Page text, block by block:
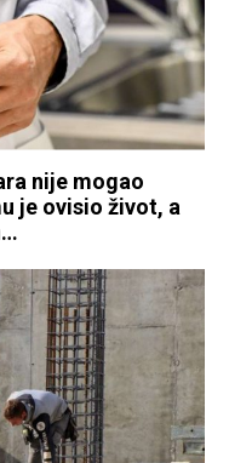
nije mogao
je ovisio život, a